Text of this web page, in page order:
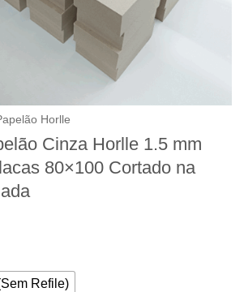
Horlle
Cinza Horlle 1.5 mm
80×100 Cortado na
Refile)